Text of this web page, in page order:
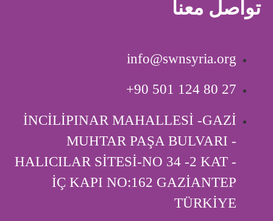
تواصل معنا
info@swnsyria.org
‎+90 501 124 80 27
İNCİLİPINAR MAHALLESİ -GAZİ
MUHTAR PAŞA BULVARI -
HALICILAR SİTESİ-NO 34 -2 KAT -
İÇ KAPI ‎NO:162 GAZİANTEP
TÜRKİYE